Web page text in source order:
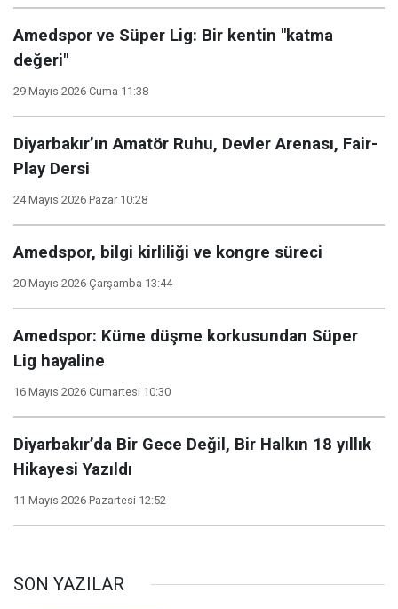
Amedspor ve Süper Lig: Bir kentin "katma
değeri"
29 Mayıs 2026 Cuma 11:38
Diyarbakır’ın Amatör Ruhu, Devler Arenası, Fair-
Play Dersi
24 Mayıs 2026 Pazar 10:28
Amedspor, bilgi kirliliği ve kongre süreci
20 Mayıs 2026 Çarşamba 13:44
Amedspor: Küme düşme korkusundan Süper
Lig hayaline
16 Mayıs 2026 Cumartesi 10:30
Diyarbakır’da Bir Gece Değil, Bir Halkın 18 yıllık
Hikayesi Yazıldı
11 Mayıs 2026 Pazartesi 12:52
SON YAZILAR